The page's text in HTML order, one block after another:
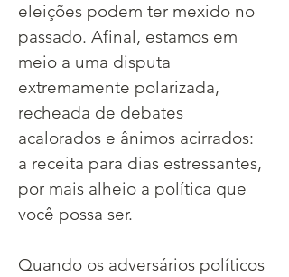
eleições podem ter mexido no
passado. Afinal, estamos em
meio a uma disputa
extremamente polarizada,
recheada de debates
acalorados e ânimos acirrados:
a receita para dias estressantes,
por mais alheio a política que
você possa ser.
Quando os adversários políticos